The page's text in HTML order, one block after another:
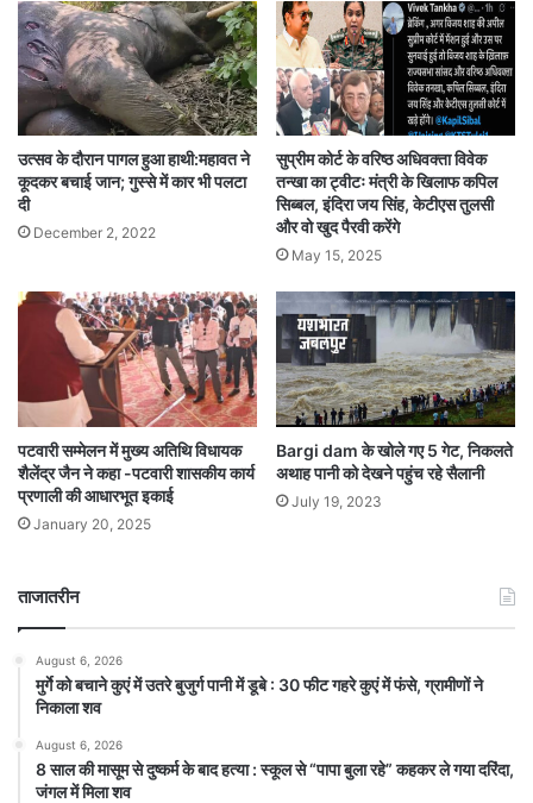
उत्सव के दौरान पागल हुआ हाथी:महावत ने
कूदकर बचाई जान; गुस्से में कार भी पलटा
दी
December 2, 2022
सुप्रीम कोर्ट के वरिष्ठ अधिवक्ता विवेक
तन्खा का ट्वीटः मंत्री के खिलाफ कपिल
सिब्बल, इंदिरा जय सिंह, केटीएस तुलसी
और वो खुद पैरवी करेंगे
May 15, 2025
पटवारी सम्मेलन में मुख्य अतिथि विधायक
शैलेंद्र जैन ने कहा -पटवारी शासकीय कार्य
प्रणाली की आधारभूत इकाई
January 20, 2025
Bargi dam के खोले गए 5 गेट, निकलते
अथाह पानी को देखने पहुंच रहे सैलानी
July 19, 2023
ताजातरीन
August 6, 2026
मुर्गे को बचाने कुएं में उतरे बुजुर्ग पानी में डूबे : 30 फीट गहरे कुएं में फंसे, ग्रामीणों ने
निकाला शव
August 6, 2026
8 साल की मासूम से दुष्कर्म के बाद हत्या : स्कूल से “पापा बुला रहे” कहकर ले गया दरिंदा,
जंगल में मिला शव